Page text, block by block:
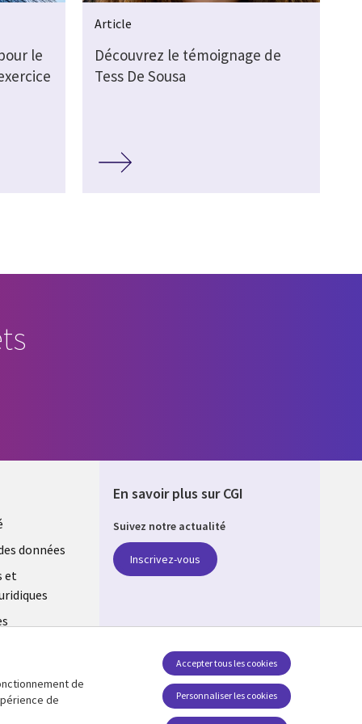
le
Article
Découvrez le témoignage de
Tess De Sousa
données
et
En savoir plus sur CGI
Suivez notre actualité
Inscrivez-vous
Retrouvez-nous sur les réseaux
de
de
Personnaliser les cookies
Accepter tous les cookies